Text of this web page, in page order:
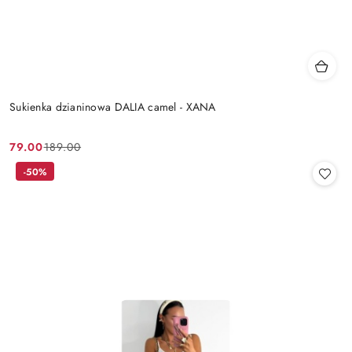
Sukienka dzianinowa DALIA camel - XANA
Cena
promocyjna:
79.00
Cena
przed
189.00
-50%